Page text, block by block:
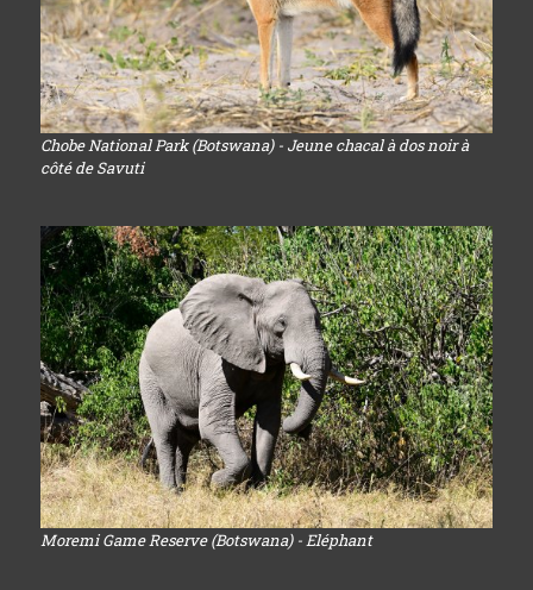
Chobe National Park (Botswana) - Jeune chacal à dos noir à
côté de Savuti
Moremi Game Reserve (Botswana) - Eléphant